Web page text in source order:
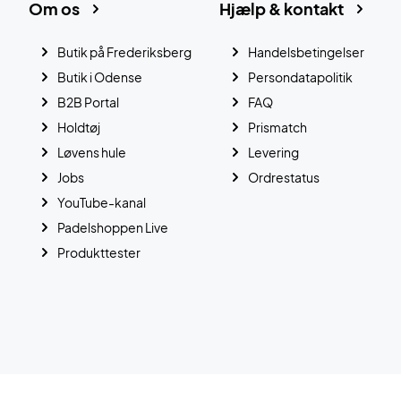
Hjælp & kontakt
Handelsbetingelser
Persondatapolitik
FAQ
Prismatch
Levering
Ordrestatus
Om os
Butik på Frederiksberg
Butik i Odense
B2B Portal
Holdtøj
Løvens hule
Jobs
YouTube-kanal
Padelshoppen Live
Produkttester